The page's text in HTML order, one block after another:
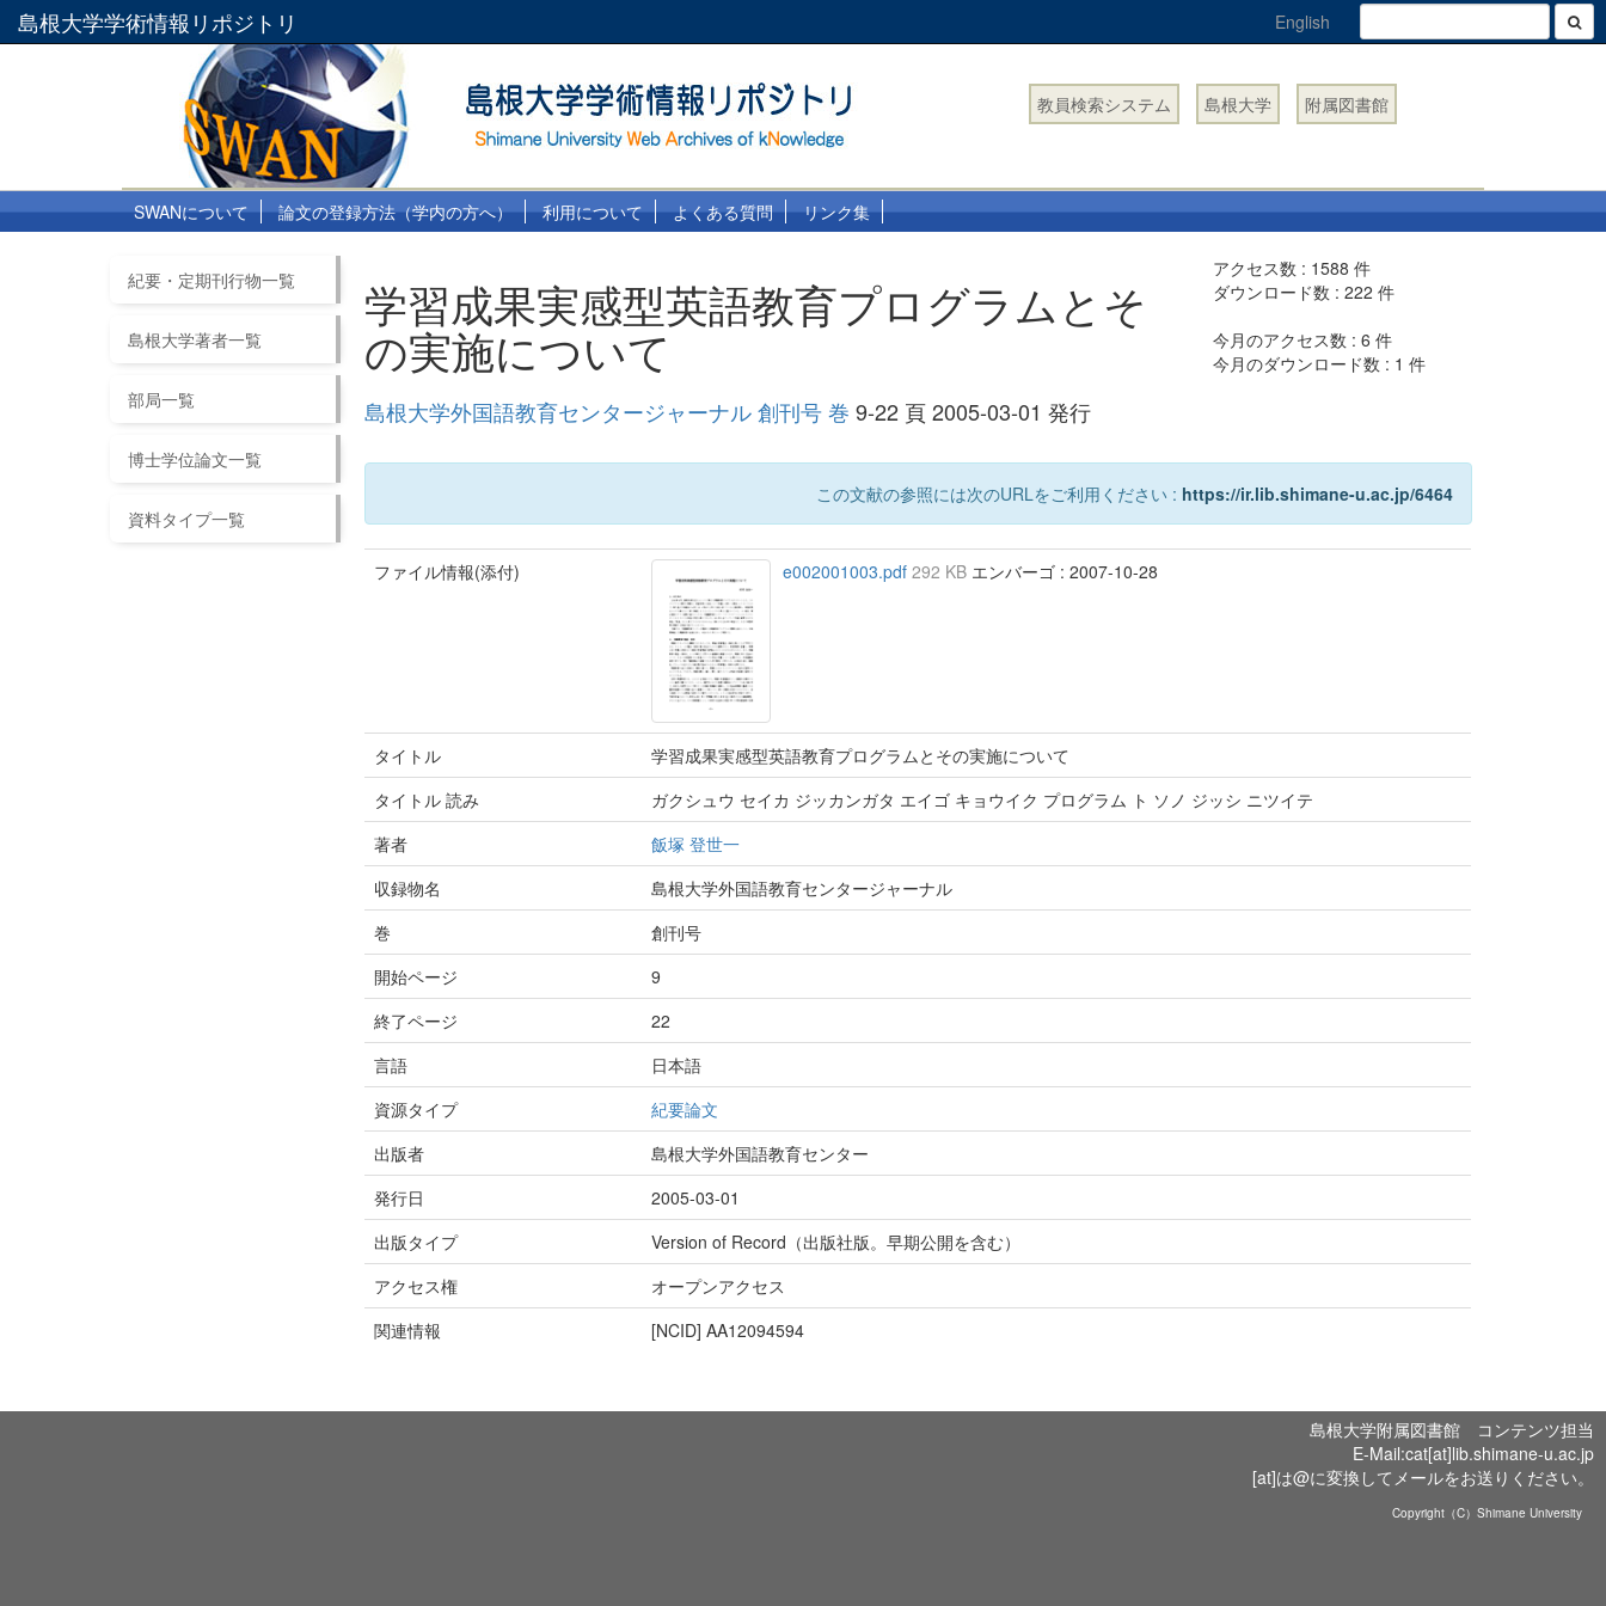
島根大学学術情報リポジトリ English
教員検索システム 島根大学 附属図書館
SWANについて 論文の登録方法（学内の方へ） 利用について よくある質問 リンク集
紀要・定期刊行物一覧
島根大学著者一覧
部局一覧
博士学位論文一覧
資料タイプ一覧
学習成果実感型英語教育プログラムとそ
の実施について
島根大学外国語教育センタージャーナル 創刊号 巻 9-22 頁 2005-03-01 発行
アクセス数 : 1588 件
ダウンロード数 :222 件
今月のアクセス数 :6 件
今月のダウンロード数 : 1 件
この文献の参照には次のURLをご利用ください : https://ir.lib.shimane-u.ac.jp/6464
ファイル情報(添付) e002001003.pdf292 KB エンバーゴ : 2007-10-28
タイトル
学習成果実感型英語教育プログラムとその実施について
タイトル 読み
ガクシュウ セイカ ジッカンガタ エイゴ キョウイク プログラム ト ソノ ジッシ ニツイテ
著者
飯塚 登世一
収録物名
島根大学外国語教育センタージャーナル
巻
創刊号
開始ページ
9
終了ページ
22
言語
日本語
資源タイプ
紀要論文
出版者
島根大学外国語教育センター
発行日
2005-03-01
出版タイプ
Version of Record（出版社版。早期公開を含む）
アクセス権
オープンアクセス
関連情報
[NCID] AA12094594
島根大学附属図書館 コンテンツ担当
E-Mail:cat[at]lib.shimane-u.ac.jp
[at]は@に変換してメールをお送りください。
Copyright（C）Shimane University